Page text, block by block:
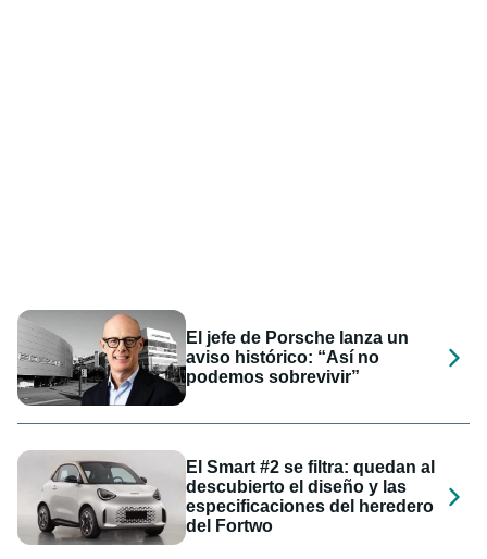
El jefe de Porsche lanza un
aviso histórico: “Así no
podemos sobrevivir”
El Smart #2 se filtra: quedan al
descubierto el diseño y las
especificaciones del heredero
del Fortwo